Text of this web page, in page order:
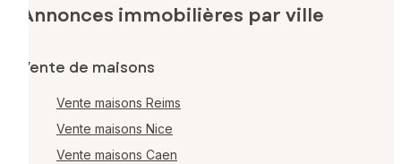
Annonces immobilières par ville
Vente de maisons
Vente maisons Reims
Vente maisons Nice
Vente maisons Caen